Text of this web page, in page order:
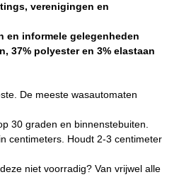
verenigingen en
en informele gelegenheden
37% polyester en 3% elastaan
De meeste wasautomaten
30 graden en binnenstebuiten.
centimeters. Houdt 2-3 centimeter
niet voorradig? Van vrijwel alle